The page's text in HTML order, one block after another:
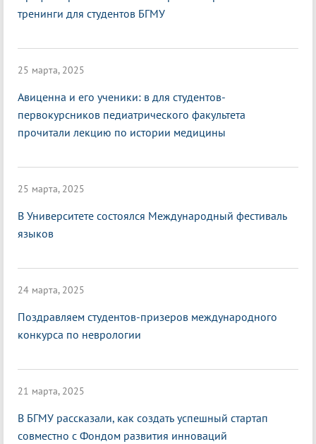
тренинги для студентов БГМУ
25 марта, 2025
Авиценна и его ученики: в для студентов-
первокурсников педиатрического факультета
прочитали лекцию по истории медицины
25 марта, 2025
В Университете состоялся Международный фестиваль
языков
24 марта, 2025
Поздравляем студентов-призеров международного
конкурса по неврологии
21 марта, 2025
В БГМУ рассказали, как создать успешный стартап
совместно с Фондом развития инноваций